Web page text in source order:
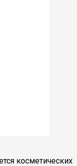
косметических